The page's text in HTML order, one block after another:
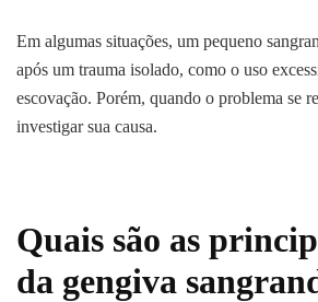
Em algumas situações, um pequeno
após um trauma isolado, como o uso
escovação. Porém, quando o problema se
investigar sua causa.
Quais são as
da gengiva